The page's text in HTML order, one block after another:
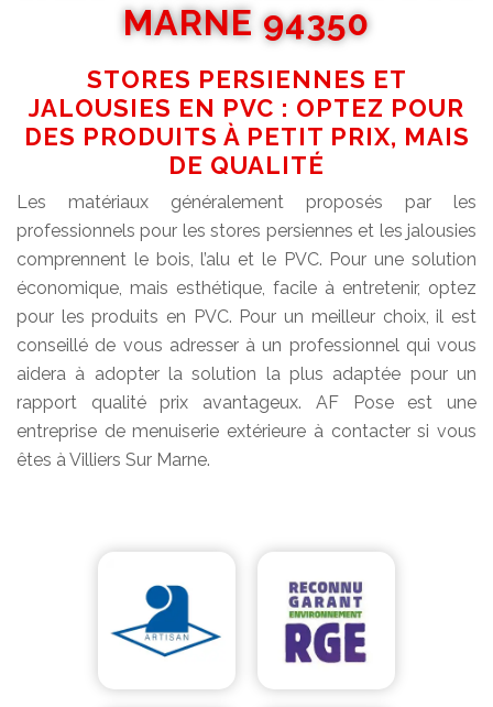
MARNE 94350
STORES PERSIENNES ET
JALOUSIES EN PVC : OPTEZ POUR
DES PRODUITS À PETIT PRIX, MAIS
DE QUALITÉ
Les matériaux généralement proposés par les
professionnels pour les stores persiennes et les jalousies
comprennent le bois, l’alu et le PVC. Pour une solution
économique, mais esthétique, facile à entretenir, optez
pour les produits en PVC. Pour un meilleur choix, il est
conseillé de vous adresser à un professionnel qui vous
aidera à adopter la solution la plus adaptée pour un
rapport qualité prix avantageux. AF Pose est une
entreprise de menuiserie extérieure à contacter si vous
êtes à Villiers Sur Marne.